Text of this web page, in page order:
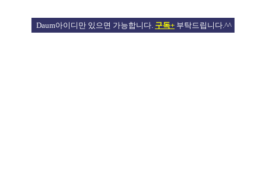
Daum아이디만 있으면 가능합니다. 구독+ 부탁드립니다.^^